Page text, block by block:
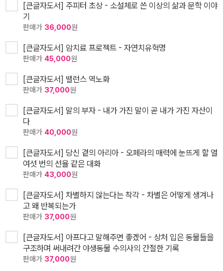
[큰글자도서] 주피터 초상 - 소설체로 쓴 이상의 삶과 문학 이야
기
판매가 36,000원
[큰글자도서] 암치료 프로젝트 - 자연치유혁명
판매가 45,000원
[큰글자도서] 밸런스 역노화
판매가 37,000원
[큰글자도서] 말의 부자 - 내가 가진 말이 곧 내가 가진 자산이
다
판매가 40,000원
[큰글자도서] 당신 곁의 아리아 - 오페라의 매력에 눈뜨게 할 열
여섯 번의 선율 같은 대화
판매가 43,000원
[큰글자도서] 차별하지 않는다는 착각 - 차별은 어떻게 생겨나
고 왜 반복되는가
판매가 37,000원
[큰글자도서] 아프다고 말해주면 좋겠어 - 상처 입은 동물들을
구조하며 써내려간 야생동물 수의사의 간절한 기록
판매가 37,000원